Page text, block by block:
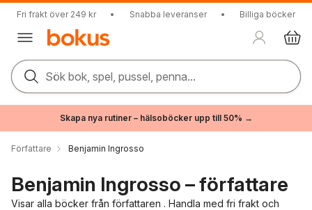
Fri frakt över 249 kr • Snabba leveranser • Billiga böcker
Sök bok, spel, pussel, penna...
Skapa nya rutiner – hälsoböcker upp till 50% →
Författare Benjamin Ingrosso
Benjamin Ingrosso – författare
Visar alla böcker från författaren . Handla med fri frakt och